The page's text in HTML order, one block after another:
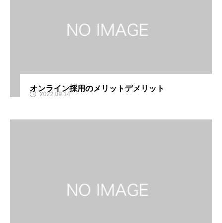
オンライン採用のメリットデメリット
2022.09.14